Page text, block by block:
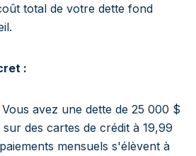
total de votre dette fond
:
Vous avez une dette de 25 000 $
des cartes de crédit à 19,99
mensuels s'élèvent à